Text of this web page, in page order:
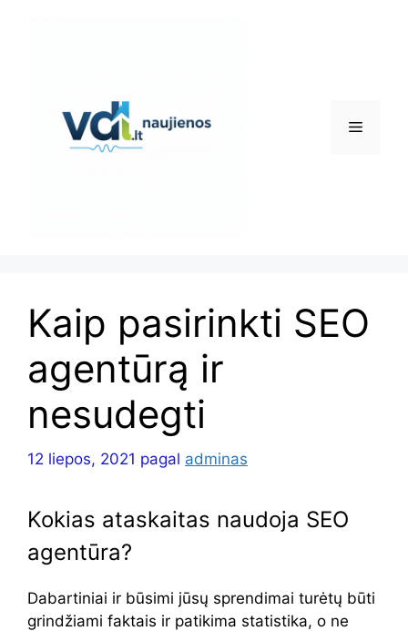
Meniu
Kaip pasirinkti SEO
agentūrą ir
nesudegti
12 liepos, 2021 pagal adminas
Kokias ataskaitas naudoja SEO
agentūra?
Dabartiniai ir būsimi jūsų sprendimai turėtų būti
grindžiami faktais ir patikima statistika, o ne